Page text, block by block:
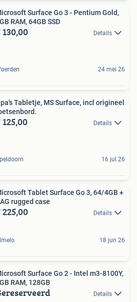
Surface Go 3 - Pentium Gold,
RAM, 64GB SSD
Details
24 mei 26
Tabletje, MS Surface, incl origineel
Details
16 jul 26
Tablet Surface Go 3, 64/4GB +
rugged case
Details
18 jun 26
Surface Go 2 - Intel m3-8100Y,
RAM, 128GB
Details